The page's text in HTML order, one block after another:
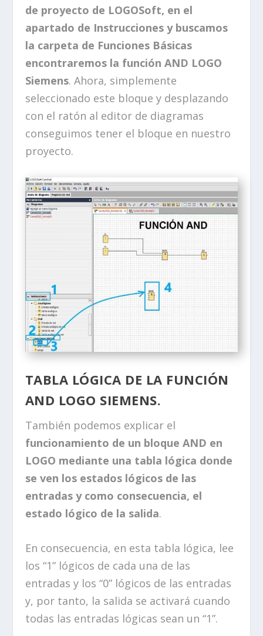
de proyecto de LOGOSoft, en el
apartado de Instrucciones y buscamos
la carpeta de Funciones Básicas
encontraremos la función AND LOGO
Siemens. Ahora, simplemente
seleccionado este bloque y desplazando
con el ratón al editor de diagramas
conseguimos tener el bloque en nuestro
proyecto.
TABLA LÓGICA DE LA FUNCIÓN
AND LOGO SIEMENS.
También podemos explicar el
funcionamiento de un bloque AND en
LOGO mediante una tabla lógica donde
se ven los estados lógicos de las
entradas y como consecuencia, el
estado lógico de la salida.
En consecuencia, en esta tabla lógica, lee
los “1” lógicos de cada una de las
entradas y los “0” lógicos de las entradas
y, por tanto, la salida se activará cuando
todas las entradas lógicas sean un “1”.